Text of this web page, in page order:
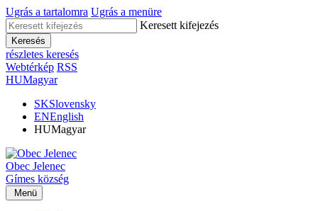
Ugrás a tartalomra Ugrás a menüre
Keresett kifejezés
Keresés
részletes keresés
Webtérkép RSS
HUMagyar
SKSlovensky
ENEnglish
HUMagyar
Obec Jelenec
Gímes község
Menü